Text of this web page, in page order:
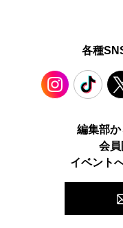
各種
TikTok
編集部か
会
イベント